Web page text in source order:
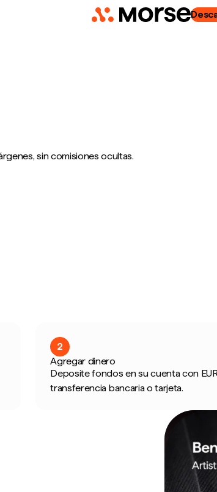
sin comisiones ocultas.
2
Agregar dinero
Deposite fondos en su cuenta con
transferencia bancaria o tarjeta.